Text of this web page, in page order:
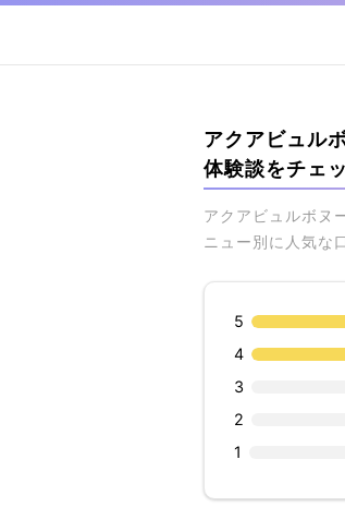
アクアビュル
体験談をチェ
アクアビュルボヌ
ニュー別に人気な
5
4
3
2
1